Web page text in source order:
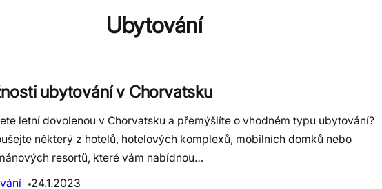
Ubytování
ubytování v Chorvatsku
letní dovolenou v Chorvatsku a přemýšlíte o vhodném typu ubytování?
některý z hotelů, hotelových komplexů, mobilních domků nebo
resortů, které vám nabídnou…
24.1.2023